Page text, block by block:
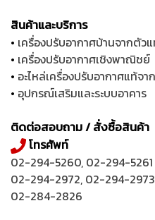
สินค้าและบริการ
• เครื่องปรับอากาศบ้านจากตัว
• เครื่องปรับอากาศเชิงพาณิชย์
• อะไหล่เครื่องปรับอากาศแท้จ
• อุปกรณ์เสริมและระบบอาคาร
ติดต่อสอบถาม / สั่งซื้อสินค้า
โทรศัพท์
02-294-5260, 02-294-5261
02-294-2972, 02-294-2973
02-284-2826